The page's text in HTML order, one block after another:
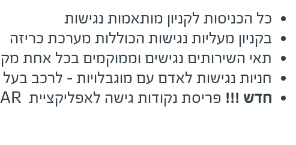
כל הכניסות לקניון מותאמות נגישות
בקניון מעליות נגישות הכוללות מערכת כריזה
תאי השירותים נגישים וממוקמים בכל אחת
חניות נגישות לאדם עם מוגבלויות - לרכב
חדש !!! פריסת נקודות גישה לאפליקציית